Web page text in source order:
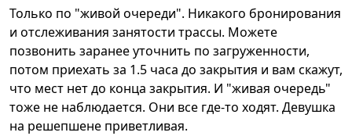
Только по "живой очереди". Никакого бронирования
и отслеживания занятости трассы. Можете
позвонить заранее уточнить по загруженности,
потом приехать за 1.5 часа до закрытия и вам скажут,
что мест нет до конца закрытия. И "живая очередь"
тоже не наблюдается. Они все где-то ходят. Девушка
на решепшене приветливая.